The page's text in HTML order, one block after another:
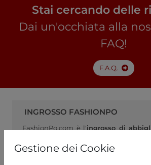
Gestione dei Cookie
Stai cercando delle
Dai un'occhiata alla
FAQ!
F.A.Q.
INGROSSO FASHIONPO
FashionPo.com è l'ingrosso di
collegamento ideale tra produttori